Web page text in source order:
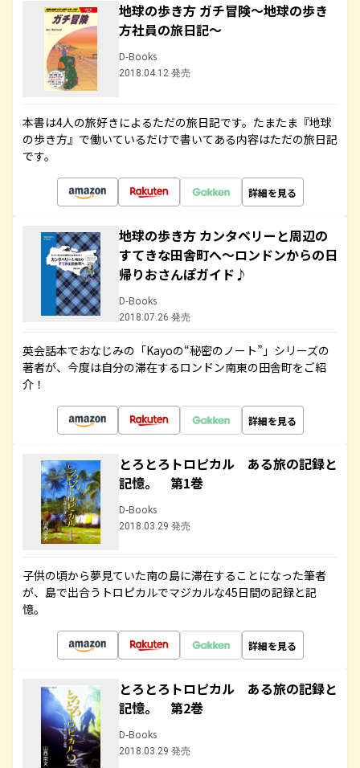
地球の歩き方 ガチ冒険～地球の歩き
方社員の旅日記～
D-Books
2018.04.12 発売
本書は4人の旅好きによるただの旅日記です。たまたま『地球
の歩き方』で働いているだけで書いてある内容はただの旅日記
です。
詳細を見る
地球の歩き方 カンタベリーと周辺の
すてきな田舎町へ～ロンドンからの日
帰りおさんぽガイド♪
D-Books
2018.07.26 発売
英会話本でおなじみの「Kayoの“秘密のノート”」シリーズの
著者が、今度は自分の滞在するロンドン南東の田舎町をご紹
介！
詳細を見る
とろとろトロピカル ある旅の記録と
記憶。 第1巻
D-Books
2018.03.29 発売
子供の頃から夢見ていた南の島に滞在することになった筆者
が、島で出合うトロピカルでマジカルな45日間の記録と記
憶。
詳細を見る
とろとろトロピカル ある旅の記録と
記憶。 第2巻
D-Books
2018.03.29 発売